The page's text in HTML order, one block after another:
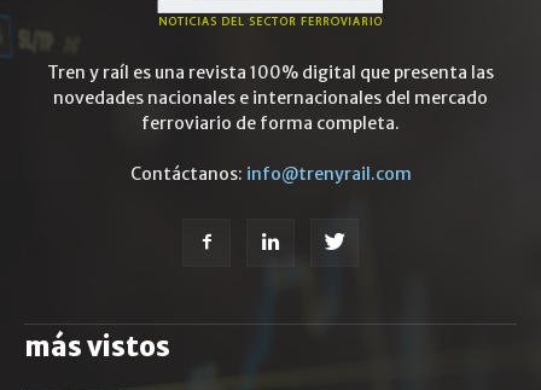
Tren y raíl es una revista 100% digital que presenta las
novedades nacionales e internacionales del mercado
ferroviario de forma completa.
Contáctanos: info@trenyrail.com
más vistos